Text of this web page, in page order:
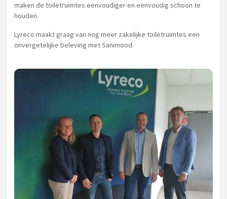
maken de toiletruimtes eenvoudiger en eenvoudig schoon te
houden.
Lyreco maakt graag van nog meer zakelijke toiletruimtes een
onvergetelijke beleving met Sanimood.